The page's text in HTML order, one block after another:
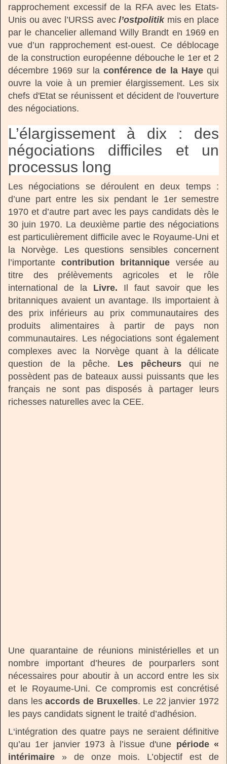
rapprochement excessif de la RFA avec les Etats-
Unis ou avec l’URSS avecl’ostpolitikmis en place
par le chancelier allemand Willy Brandt en 1969 en
vue d’un rapprochement est-ouest. Ce déblocage
de la construction européenne débouche le 1er et 2
décembre 1969 sur la conférence de la Haye qui
ouvre la voie à un premier élargissement. Les six
chefs d'Etat se réunissent et décident de l'ouverture
des négociations.
L’élargissement à dix : des
négociations difficiles et un
processus long
Les négociations se déroulent en deux temps :
d’une part entre les six pendant le 1er semestre
1970 et d’autre part avec les pays candidats dès le
30 juin 1970. La deuxième partie des négociations
est particulièrement difficile avec le Royaume-Uni et
la Norvège. Les questions sensibles concernent
l’importante contribution britannique versée au
titre des prélèvements agricoles et le rôle
international de la Livre. Il faut savoir que les
britanniques avaient un avantage. Ils importaient à
des prix inférieurs au prix communautaires des
produits alimentaires à partir de pays non
communautaires. Les négociations sont également
complexes avec la Norvège quant à la délicate
question de la pêche. Les pêcheurs qui ne
possèdent pas de bateaux aussi puissants que les
français ne sont pas disposés à partager leurs
richesses naturelles avec la CEE.
Une quarantaine de réunions ministérielles et un
nombre important d’heures de pourparlers sont
nécessaires pour aboutir à un accord entre les six
et le Royaume-Uni. Ce compromis est concrétisé
dans lesaccords de Bruxelles. Le 22 janvier 1972
les pays candidats signent le traité d’adhésion.
L‘intégration des quatre pays ne seraient définitive
qu’au 1er janvier 1973 à l’issue d'une période «
intérimaire » de onze mois. L’objectif est de